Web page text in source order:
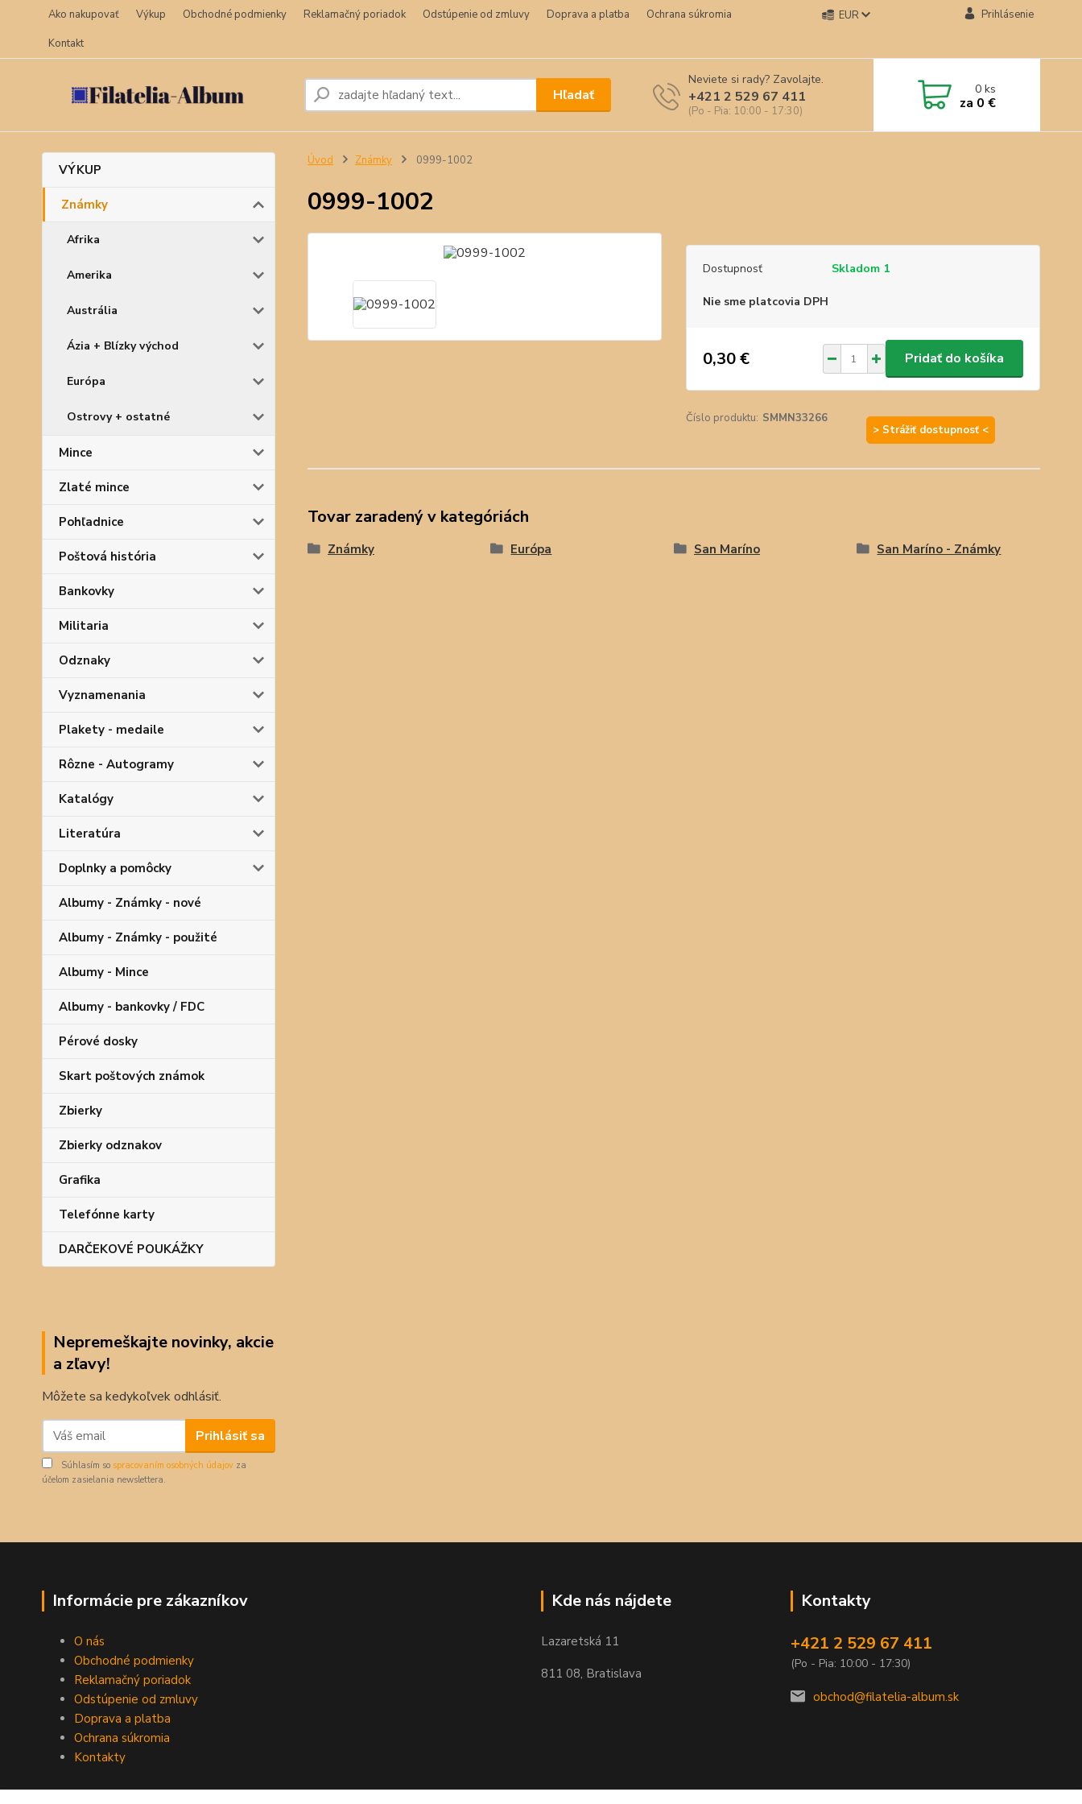
Ako nakupovať Výkup Obchodné podmienky Reklamačný poriadok Odstúpenie od zmluvy Doprava a platba
Ochrana súkromia
Kontakt
EUR Prihlásenie
Hľadať
Neviete si rady? Zavolajte.
+421 2 529 67 411
(Po - Pia: 10:00 - 17:30)
0ks
za 0 €
VÝKUP
Známky
Afrika
Amerika
Austrália
Ázia + Blízky východ
Európa
Ostrovy + ostatné
Mince
Zlaté mince
Pohľadnice
Poštová história
Bankovky
Militaria
Odznaky
Vyznamenania
Plakety - medaile
Rôzne - Autogramy
Katalógy
Literatúra
Doplnky a pomôcky
Albumy - Známky - nové
Albumy - Známky - použité
Albumy - Mince
Albumy - bankovky / FDC
Pérové dosky
Skart poštových známok
Zbierky
Zbierky odznakov
Grafika
Telefónne karty
DARČEKOVÉ POUKÁŽKY
Nepremeškajte novinky, akcie
a zľavy!
Môžete sa kedykoľvek odhlásiť.
Prihlásiť sa
Súhlasím so spracovaním osobných údajov za
účelom zasielania newslettera.
Úvod Známky 0999-1002
0999-1002
Dostupnosť Skladom 1
Nie sme platcovia DPH
0,30 € Pridať do košíka
Číslo produktu: SMMN33266
> Strážiť dostupnosť <
Tovar zaradený v kategóriách
Známky Európa San Maríno San Maríno - Známky
Informácie pre zákazníkov
O nás
Obchodné podmienky
Reklamačný poriadok
Odstúpenie od zmluvy
Doprava a platba
Ochrana súkromia
Kontakty
Kde nás nájdete
Lazaretská 11
811 08, Bratislava
Kontakty
+421 2 529 67 411
(Po - Pia: 10:00 - 17:30)
obchod@filatelia-album.sk